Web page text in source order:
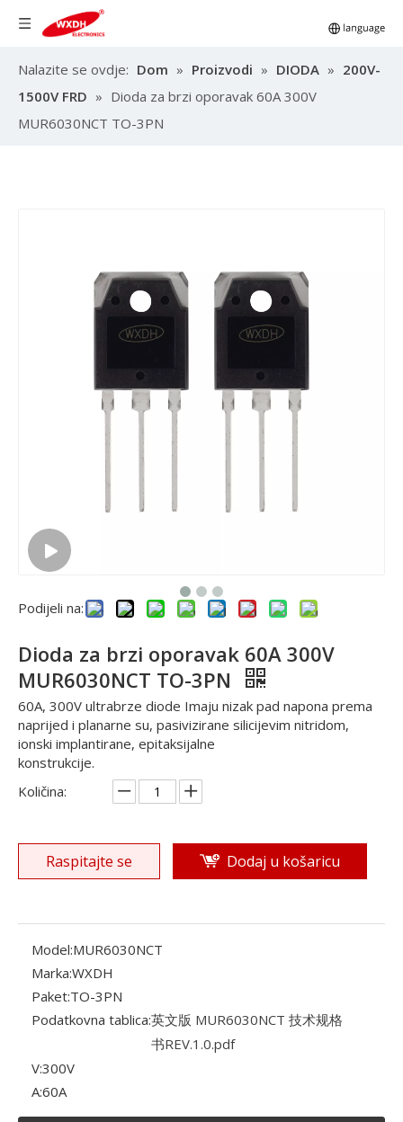
Nalazite se ovdje: Dom » Proizvodi » DIODA » 200V-
1500V FRD » Dioda za brzi oporavak 60A 300V
MUR6030NCT TO-3PN
Podijeli na:
Dioda za brzi oporavak 60A 300V
MUR6030NCT TO-3PN
60A, 300V ultrabrze diode Imaju nizak pad napona prema
naprijed i planarne su, pasivizirane silicijevim nitridom,
ionski implantirane, epitaksijalne
konstrukcije.
Količina:
Raspitajte se Dodaj u košaricu
Model:MUR6030NCT
Marka:WXDH
Paket:TO-3PN
Podatkovna tablica:英文版 MUR6030NCT 技术规格
书REV.1.0.pdf
V:300V
A:60A